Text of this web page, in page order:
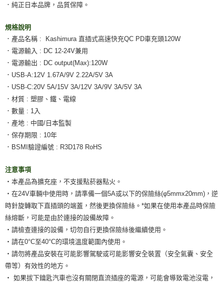
．純正日本品牌，品質保障。
規格說明
．產品名稱 : Kashimura 直插式高速快充QC PD車充頭120W
．電源輸入 : DC 12-24V兼用
．電源輸出 : DC output(Max):120W
．USB-A:12V 1.67A/9V 2.22A/5V 3A
．USB-C:20V 5A/15V 3A/12V 3A/9V 3A/5V 3A
．材質 : 塑膠、鐵、電線
．數量 : 1入
．產地 : 中國/日本監製
．保存期限 : 10年
．BSMI驗證編號 : R3D178 RoHS
注意事項
‧本產品為擴充座，不支援點菸器點火。
‧在24V車輛中使用時，請準備一個5A或以下的保險絲(φ5mmx20mm)，逆
時針旋轉取下直插頭的端蓋，然後更換保險絲。*如果在使用本產品時保險
絲熔斷，可能是由於連接的設備故障。
‧請檢查連接的設備，切勿自行更換保險絲後繼續使用。
‧請在0°C至40°C的環境溫度範圍內使用。
‧請勿將產品安裝在可能影響駕駛或可能影響安全裝置（安全氣囊、安全
帶等）有效性的地方。
‧ 如果拔下鑰匙汽車也沒有關閉直流插座的電源，可能會導致電池沒電，